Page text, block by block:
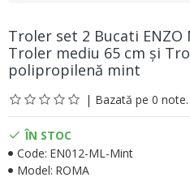
Troler set 2 Bucati ENZO
Troler mediu 65 cm şi
polipropilenă mint
| Bazată pe 0 note.
ÎN STOC
Code: EN012-ML-Mint
Model: ROMA